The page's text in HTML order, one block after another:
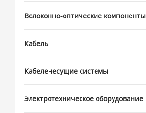
Волоконно-оптические компоненты
Кабель
Кабеленесущие системы
Электротехническое оборудование